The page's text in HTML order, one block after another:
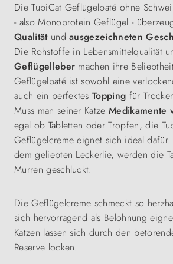
Die TubiCat Geflügelpaté ohne
- also Monoprotein Geflügel -
Qualitätundausgezeichneten
Die Rohstoffe in Lebensmittelqualität
Geflügelleber machen ihre
Geflügelpaté ist sowohl eine
auch ein perfektesTopping für
Muss man seiner KatzeMedikamente
egal ob Tabletten oder Tropfen, die
Geflügelcreme eignet sich ideal dafür.
dem geliebten Leckerlie, werden die
Murren geschluckt.
Die Geflügelcreme schmeckt so
sich hervorragend als Belohnung
Katzen lassen sich durch den
Reserve locken.